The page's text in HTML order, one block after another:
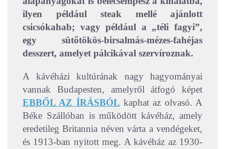
ilyen például steak mellé ajánlott
csicsókahab; vagy például a „téli fagyi”,
egy sütőtökös-birsalmás-mézes-fahéjas
desszert, amelyet pálcikával szervíroznak.
A kávéházi kultúrának nagy hagyományai
vannak Budapesten, amelyről átfogó képet
EBBŐL AZ ÍRÁSBÓL kaphat az olvasó. A
Béke Szállóban is működött kávéház, amely
eredetileg Britannia néven várta a vendégeket,
és 1913-ban nyitott meg. A kávéház az 1930-